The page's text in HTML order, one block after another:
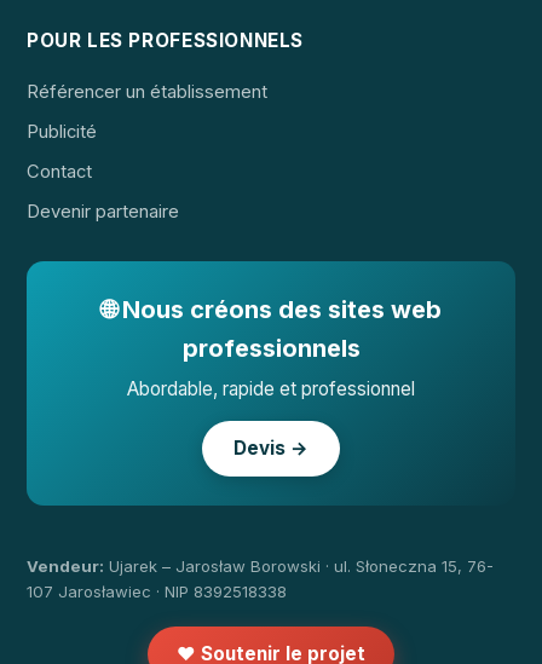
POUR LES PROFESSIONNELS
Référencer un établissement
Publicité
Contact
Devenir partenaire
🌐 Nous créons des sites web
professionnels
Abordable, rapide et professionnel
Devis →
Vendeur: Ujarek – Jarosław Borowski · ul. Słoneczna 15, 76-
107 Jarosławiec · NIP 8392518338
❤️ Soutenir le projet